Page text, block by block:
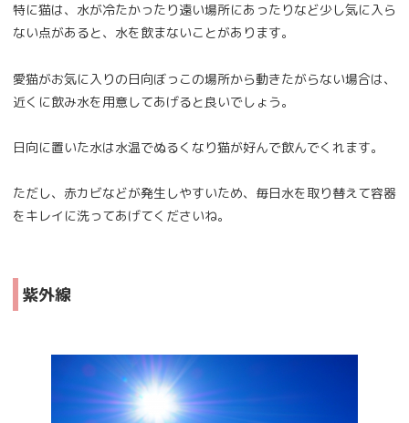
特に猫は、水が冷たかったり遠い場所にあったりなど少し気に入ら
ない点があると、水を飲まないことがあります。
愛猫がお気に入りの日向ぼっこの場所から動きたがらない場合は、
近くに飲み水を用意してあげると良いでしょう。
日向に置いた水は水温でぬるくなり猫が好んで飲んでくれます。
ただし、赤カビなどが発生しやすいため、毎日水を取り替えて容器
をキレイに洗ってあげてくださいね。
紫外線